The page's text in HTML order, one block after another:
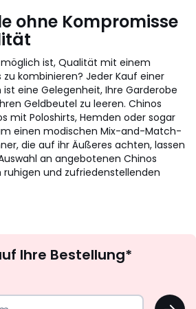
ohne Kompromisse
möglich ist, Qualität mit einem
zu kombinieren? Jeder Kauf einer
eine Gelegenheit, Ihre Garderobe
Geldbeutel zu leeren. Chinos
mit Poloshirts, Hemden oder sogar
einen modischen Mix-and-Match-
die auf ihr Äußeres achten, lassen
an angebotenen Chinos
und zufriedenstellenden
abonnieren
Ihre Bestellung*
OK